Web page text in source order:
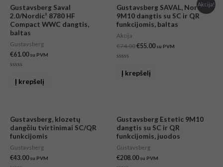
Gustavsberg Saval
2.0/Nordic³ 8780 HF
Compact WWC dangtis,
baltas
Gustavsberg
€61.00 su PVM
Į krepšelį
Akcija!
Gustavsberg SAVAL, Nordic3
9M10 dangtis su SC ir QR
funkcijomis, baltas
Akcija
€74.00
price
was:
€74.00.
€55.00
price
is:
€55.00.
su PVM
Į krepšelį
Gustavsberg, klozetų
dangčiu tvirtinimai SC/QR
funkcijomis
Gustavsberg
€43.00 su PVM
Gustavsberg Estetic 9M10
dangtis su SC ir QR
funkcijomis, juodos
Gustavsberg
€208.00 su PVM